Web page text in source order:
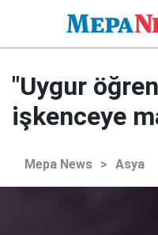
"Uygur
işkenceye
Mepa News > Asya